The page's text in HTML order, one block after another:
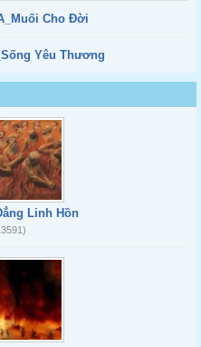
Cho Đời
Yêu Thương
Linh Hồn